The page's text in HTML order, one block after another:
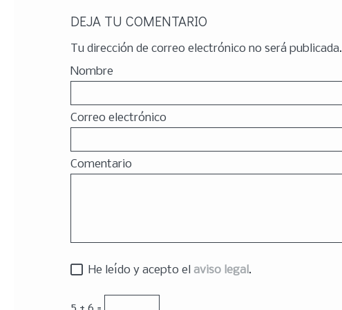
DEJA TU COMENTARIO
Tu dirección de correo electrónico no será publicada.
Nombre
Correo electrónico
Comentario
He leído y acepto el aviso legal .
5 + 6 =